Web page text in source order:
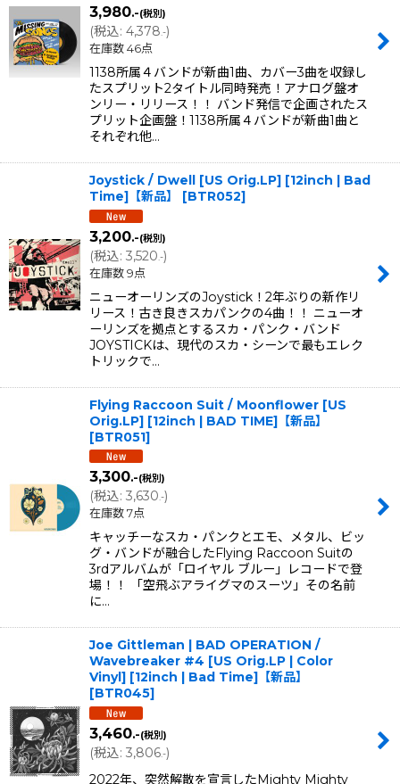
3,980.-(税別)
(税込: 4,378.-)
在庫数 46点
1138所属４バンドが新曲1曲、カバー3曲を収録し
たスプリット2タイトル同時発売！アナログ盤オ
ンリー・リリース！！ バンド発信で企画されたス
プリット企画盤！1138所属４バンドが新曲1曲と
それぞれ他…
Joystick / Dwell [US Orig.LP] [12inch | Bad
Time]【新品】
[BTR052]
3,200.-(税別)
(税込: 3,520 .-)
在庫数 9点
ニューオーリンズのJoystick！2年ぶりの新作リ
リース！古き良きスカパンクの4曲！！ ニューオ
ーリンズを拠点とするスカ・パンク・バンド
JOYSTICKは、現代のスカ・シーンで最もエレク
トリックで…
Flying Raccoon Suit / Moonflower [US
Orig.LP] [12inch | BAD TIME]【新品】
[BTR051]
3,300.-(税別)
(税込: 3,630.-)
在庫数 7点
キャッチーなスカ・パンクとエモ、メタル、ビッ
グ・バンドが融合したFlying Raccoon Suitの
3rdアルバムが「ロイヤル ブルー」レコードで登
場！！ 「空飛ぶアライグマのスーツ」その名前
に…
Joe Gittleman | BAD OPERATION /
Wavebreaker #4 [US Orig.LP | Color
Vinyl] [12inch | Bad Time]【新品】
[BTR045]
3,460.-(税別)
(税込: 3,806.-)
2022年、突然解散を宣言したMighty Mighty